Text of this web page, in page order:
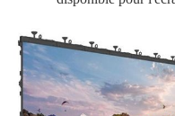
visualisation
Max Stacking
Max Hanging